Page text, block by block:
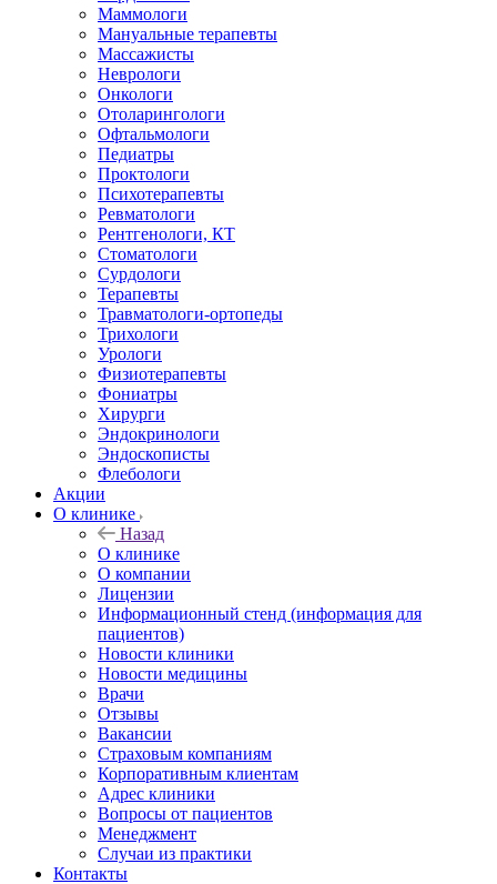
Маммологи
Мануальные терапевты
Массажисты
Неврологи
Онкологи
Отоларингологи
Офтальмологи
Педиатры
Проктологи
Психотерапевты
Ревматологи
Рентгенологи, КТ
Стоматологи
Сурдологи
Терапевты
Травматологи-ортопеды
Трихологи
Урологи
Физиотерапевты
Фониатры
Хирурги
Эндокринологи
Эндоскописты
Флебологи
Акции
О клинике
Назад
О клинике
О компании
Лицензии
Информационный стенд (информация для
пациентов)
Новости клиники
Новости медицины
Врачи
Отзывы
Вакансии
Страховым компаниям
Корпоративным клиентам
Адрес клиники
Вопросы от пациентов
Менеджмент
Случаи из практики
Контакты